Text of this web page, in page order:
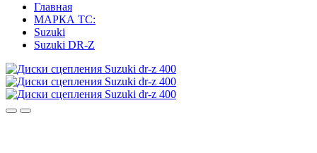
Главная
МАРКА ТС:
Suzuki
Suzuki DR-Z